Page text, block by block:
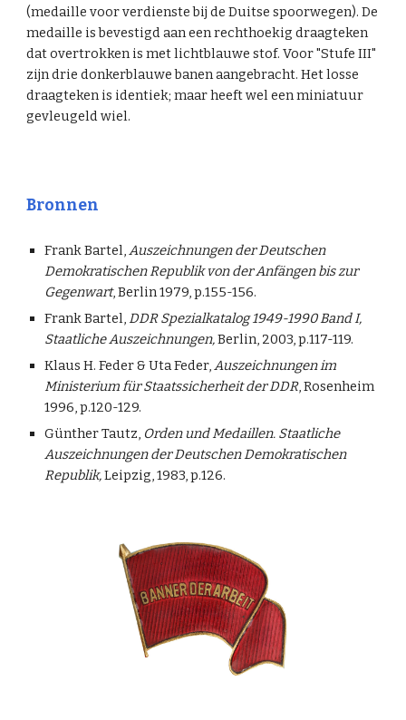
(medaille voor verdienste bij de Duitse spoorwegen). De
medaille is bevestigd aan een rechthoekig draagteken
dat overtrokken is met lichtblauwe stof. Voor "Stufe III"
zijn drie donkerblauwe banen aangebracht. Het losse
draagteken is identiek; maar heeft wel een miniatuur
gevleugeld wiel.
Bronnen
Frank Bartel,Auszeichnungen der Deutschen
Demokratischen Republik von der Anfängen bis zur
Gegenwart, Berlin 1979, p.155-156.
Frank Bartel,DDR Spezialkatalog 1949-1990 Band I,
Staatliche Auszeichnungen,Berlin, 2003, p.117-119.
Klaus H. Feder & Uta Feder,Auszeichnungen im
Ministerium für Staatssicherheit der DDR, Rosenheim
1996, p.120-129.
Günther Tautz, Orden und Medaillen. Staatliche
Auszeichnungen der Deutschen Demokratischen
Republik,Leipzig, 1983, p.126.